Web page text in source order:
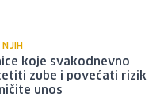
koje svakodnevno
zube i povećati rizik
unos